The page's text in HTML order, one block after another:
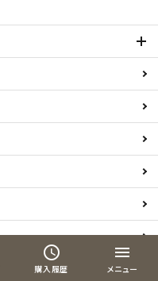
schedule
購入履歴
menu
メニュー